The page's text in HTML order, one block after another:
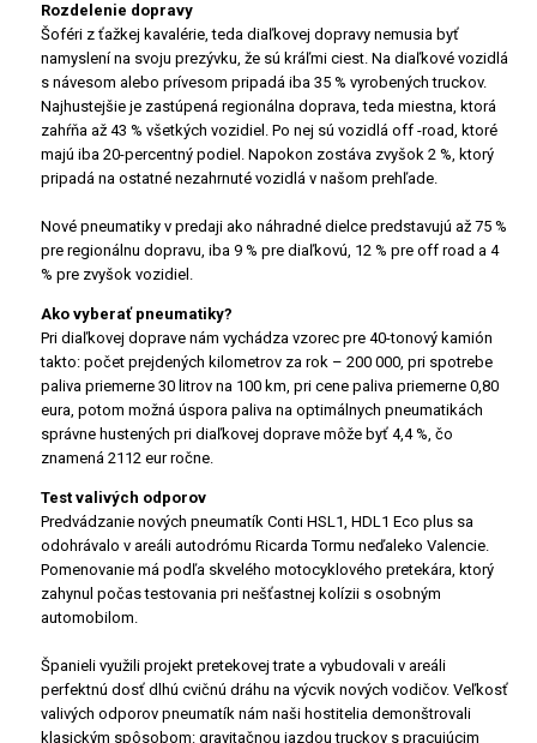
Rozdelenie dopravy
Šoféri z ťažkej kavalérie, teda diaľkovej dopravy nemusia byť
namyslení na svoju prezývku, že sú kráľmi ciest. Na diaľkové vozidlá
s návesom alebo prívesom pripadá iba 35 % vyrobených truckov.
Najhustejšie je zastúpená regionálna doprava, teda miestna, ktorá
zahŕňa až 43 % všetkých vozidiel. Po nej sú vozidlá off -road, ktoré
majú iba 20-percentný podiel. Napokon zostáva zvyšok 2 %, ktorý
pripadá na ostatné nezahrnuté vozidlá v našom prehľade.
Nové pneumatiky v predaji ako náhradné dielce predstavujú až 75 %
pre regionálnu dopravu, iba 9 % pre diaľkovú, 12 % pre off road a 4
% pre zvyšok vozidiel.
Ako vyberať pneumatiky?
Pri diaľkovej doprave nám vychádza vzorec pre 40-tonový kamión
takto: počet prejdených kilometrov za rok – 200 000, pri spotrebe
paliva priemerne 30 litrov na 100 km, pri cene paliva priemerne 0,80
eura, potom možná úspora paliva na optimálnych pneumatikách
správne hustených pri diaľkovej doprave môže byť 4,4 %, čo
znamená 2112 eur ročne.
Test valivých odporov
Predvádzanie nových pneumatík Conti HSL1, HDL1 Eco plus sa
odohrávalo v areáli autodrómu Ricarda Tormu neďaleko Valencie.
Pomenovanie má podľa skvelého motocyklového pretekára, ktorý
zahynul počas testovania pri nešťastnej kolízii s osobným
automobilom.
Španieli využili projekt pretekovej trate a vybudovali v areáli
perfektnú dosť dlhú cvičnú dráhu na výcvik nových vodičov. Veľkosť
valivých odporov pneumatík nám naši hostitelia demonštrovali
klasickým spôsobom: gravitačnou jazdou truckov s pracujúcim